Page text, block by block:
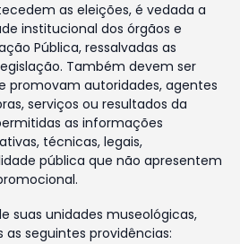
as eleições, é vedada a
institucional dos órgãos e
Pública, ressalvadas as
Também devem ser
promovam autoridades, agentes
serviços ou resultados da
as informações
técnicas, legais,
pública que não apresentem
suas unidades museológicas,
as seguintes providências: